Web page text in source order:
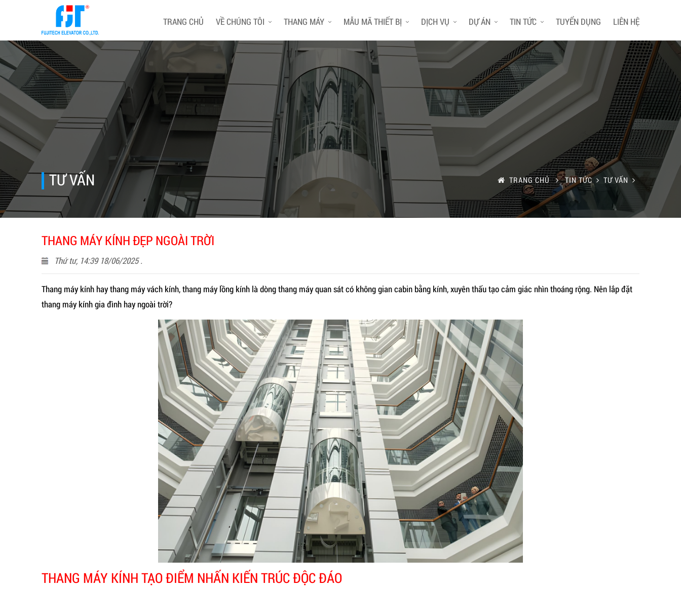
TRANG CHỦ VỀ CHÚNG TÔI THANG MÁY MẪU MÃ THIẾT BỊ DỊCH VỤ DỰ ÁN TIN TỨC TUYỂN DỤNG LIÊN HỆ
TƯ VẤN TRANG CHỦ TIN TỨC TƯ VẤN
THANG MÁY KÍNH ĐẸP NGOÀI TRỜI
Thứ tư, 14:39 18/06/2025 .
Thang máy kính hay thang máy vách kính, thang máy lồng kính là dòng thang máy quan sát có không gian cabin bằng kính, xuyên thấu tạo cảm giác nhìn thoáng rộng. Nên lắp đặt
thang máy kính gia đình hay ngoài trời?
THANG MÁY KÍNH TẠO ĐIỂM NHẤN KIẾN TRÚC ĐỘC ĐÁO